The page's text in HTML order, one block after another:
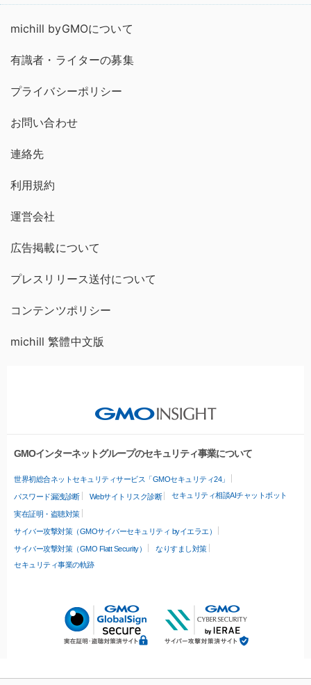
michill byGMOについて
有識者・ライターの募集
プライバシーポリシー
お問い合わせ
連絡先
利用規約
運営会社
広告掲載について
プレスリリース送付について
コンテンツポリシー
michill 繁體中文版
GMOインターネットグループのセキュリティ事業について
世界初総合ネットセキュリティサービス「GMOセキュリティ24」
パスワード漏洩診断 Webサイトリスク診断 セキュリティ相談AIチャットボット
実在証明・盗聴対策
サイバー攻撃対策（GMOサイバーセキュリティ byイエラエ）
サイバー攻撃対策（GMO Flatt Security）
なりすまし対策
セキュリティ事業の軌跡